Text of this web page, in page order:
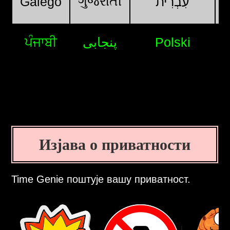
ਪੰਜਾਬੀ پنجابی Polski
Изјава о приватности
Time Genie поштује вашу приватност.